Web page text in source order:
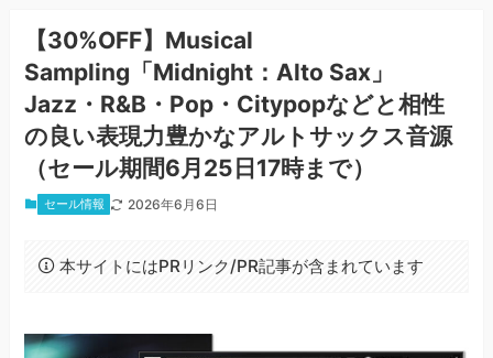
【30%OFF】Musical
Sampling「Midnight：Alto Sax」
Jazz・R&B・Pop・Citypopなどと相性
の良い表現力豊かなアルトサックス音源
（セール期間6月25日17時まで）
セール情報 2026年6月6日
本サイトにはPRリンク/PR記事が含まれています